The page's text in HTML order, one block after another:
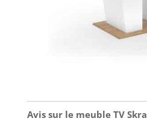
Avis sur le meuble TV